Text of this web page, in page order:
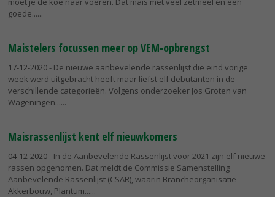
goede...
Maistelers focussen meer op VEM-opbrengst
17-12-2020- De nieuwe aanbevelende rassenlijst die eind vorige
week werd uitgebracht heeft maar liefst elf debutanten in de
verschillende categorieën. Volgens onderzoeker Jos Groten van
Wageningen...
Maisrassenlijst kent elf nieuwkomers
04-12-2020- In de Aanbevelende Rassenlijst voor 2021 zijn elf nieuwe
rassen opgenomen. Dat meldt de Commissie Samenstelling
Aanbevelende Rassenlijst (CSAR), waarin Brancheorganisatie
Akkerbouw, Plantum...